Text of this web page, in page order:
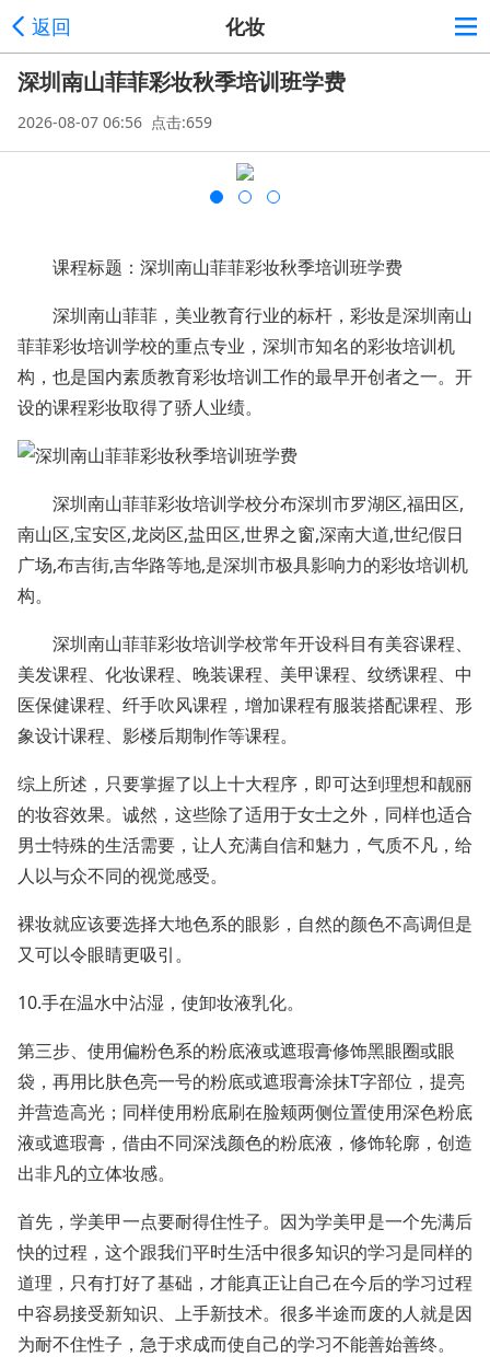
返回 化妆
深圳南山菲菲彩妆秋季培训班学费
2026-08-07 06:56 点击:659
课程标题：深圳南山菲菲彩妆秋季培训班学费
深圳南山菲菲，美业教育行业的标杆，彩妆是深圳南山
菲菲彩妆培训学校的重点专业，深圳市知名的彩妆培训机
构，也是国内素质教育彩妆培训工作的最早开创者之一。开
设的课程彩妆取得了骄人业绩。
深圳南山菲菲彩妆培训学校分布深圳市罗湖区,福田区,
南山区,宝安区,龙岗区,盐田区,世界之窗,深南大道,世纪假日
广场,布吉街,吉华路等地,是深圳市极具影响力的彩妆培训机
构。
深圳南山菲菲彩妆培训学校常年开设科目有美容课程、
美发课程、化妆课程、晚装课程、美甲课程、纹绣课程、中
医保健课程、纤手吹风课程，增加课程有服装搭配课程、形
象设计课程、影楼后期制作等课程。
综上所述，只要掌握了以上十大程序，即可达到理想和靓丽
的妆容效果。诚然，这些除了适用于女士之外，同样也适合
男士特殊的生活需要，让人充满自信和魅力，气质不凡，给
人以与众不同的视觉感受。
裸妆就应该要选择大地色系的眼影，自然的颜色不高调但是
又可以令眼睛更吸引。
10.手在温水中沾湿，使卸妆液乳化。
第三步、使用偏粉色系的粉底液或遮瑕膏修饰黑眼圈或眼
袋，再用比肤色亮一号的粉底或遮瑕膏涂抹T字部位，提亮
并营造高光；同样使用粉底刷在脸颊两侧位置使用深色粉底
液或遮瑕膏，借由不同深浅颜色的粉底液，修饰轮廓，创造
出非凡的立体妆感。
首先，学美甲一点要耐得住性子。因为学美甲是一个先满后
快的过程，这个跟我们平时生活中很多知识的学习是同样的
道理，只有打好了基础，才能真正让自己在今后的学习过程
中容易接受新知识、上手新技术。很多半途而废的人就是因
为耐不住性子，急于求成而使自己的学习不能善始善终。